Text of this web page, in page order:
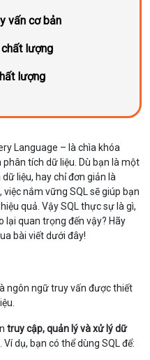
vấn cơ bản
lượng
lượng
Language – là chìa khóa
tích dữ liệu. Dù bạn là một
liệu, hay chỉ đơn giản là
nắm vững SQL sẽ giúp bạn
quả. Vậy SQL thực sự là gì,
lại quan trọng đến vậy? Hãy
bài viết dưới đây!
ngôn ngữ truy vấn được thiết
truy cập, quản lý và xử lý dữ
dụ, bạn có thể dùng SQL để: